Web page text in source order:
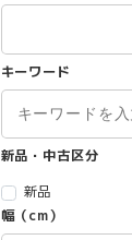
キーワード
新品・中古区分
新品
幅（cm）